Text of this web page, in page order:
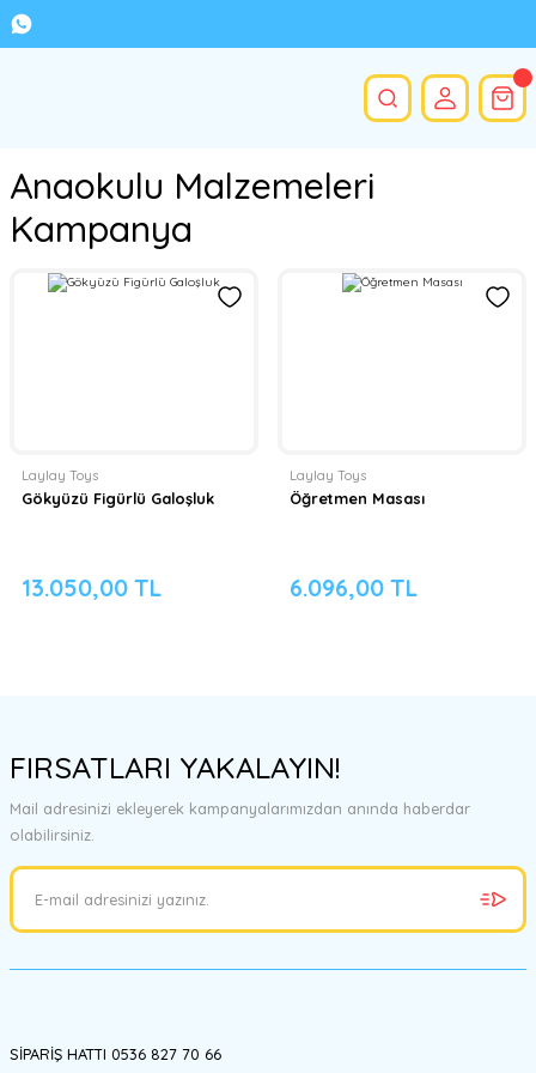
Anaokulu Malzemeleri
Kampanya
Laylay Toys
Gökyüzü Figürlü Galoşluk
13.050,00 TL
Laylay Toys
Öğretmen Masası
6.096,00 TL
FIRSATLARI YAKALAYIN!
Mail adresinizi ekleyerek kampanyalarımızdan anında haberdar
olabilirsiniz.
SİPARİŞ HATTI 0536 827 70 66